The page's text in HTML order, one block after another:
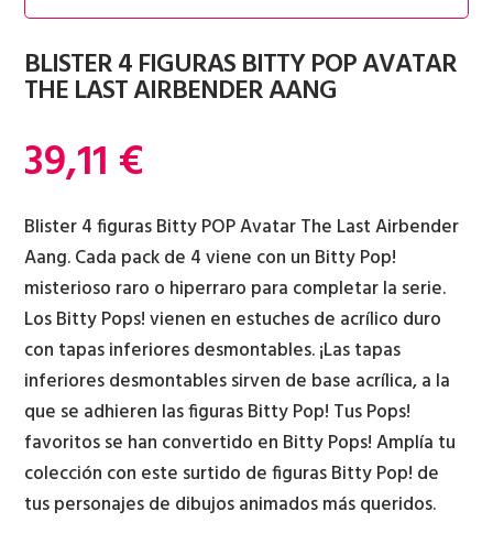
BLISTER 4 FIGURAS BITTY POP AVATAR
THE LAST AIRBENDER AANG
39,11 €
Blister 4 figuras Bitty POP Avatar The Last Airbender
Aang. Cada pack de 4 viene con un Bitty Pop!
misterioso raro o hiperraro para completar la serie.
Los Bitty Pops! vienen en estuches de acrílico duro
con tapas inferiores desmontables. ¡Las tapas
inferiores desmontables sirven de base acrílica, a la
que se adhieren las figuras Bitty Pop! Tus Pops!
favoritos se han convertido en Bitty Pops! Amplía tu
colección con este surtido de figuras Bitty Pop! de
tus personajes de dibujos animados más queridos.